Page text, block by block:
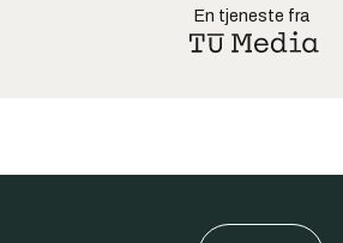
En tjeneste fra